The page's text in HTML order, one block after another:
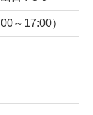
～17:00）